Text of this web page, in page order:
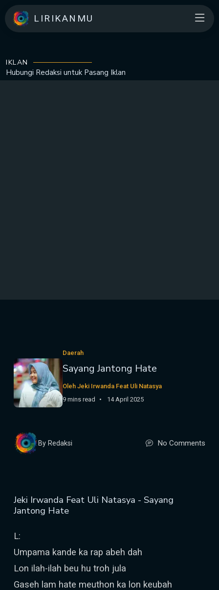
LIRIKANMU
IKLAN
Hubungi Redaksi untuk Pasang Iklan
Daerah
Sayang Jantong Hate
Oleh Jeki Irwanda Feat Uli Natasya
9 mins read
14 April 2025
By Redaksi No Comments
Jeki Irwanda Feat Uli Natasya - Sayang
Jantong Hate
L:
Umpama kande ka rap abeh dah
Lon ilah-ilah beu hu troh jula
Gaseh lam hate meuthon ka lon keubah